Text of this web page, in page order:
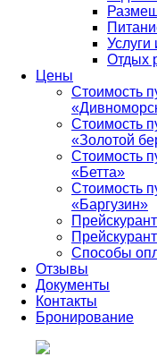
Услуги
Отдых
Цены
Стоимость
Стоимость
«Золотой
Стоимость
«Бетта»
Стоимость
«Баргузин»
Способы
Отзывы
Документы
Контакты
Бронирование